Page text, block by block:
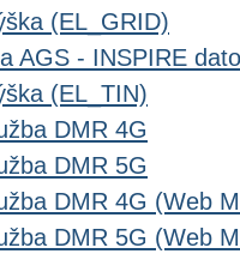
(EL_GRID)
AGS - INSPIRE
(EL_TIN)
DMR 4G
DMR 5G
DMR 4G (Web
DMR 5G (Web